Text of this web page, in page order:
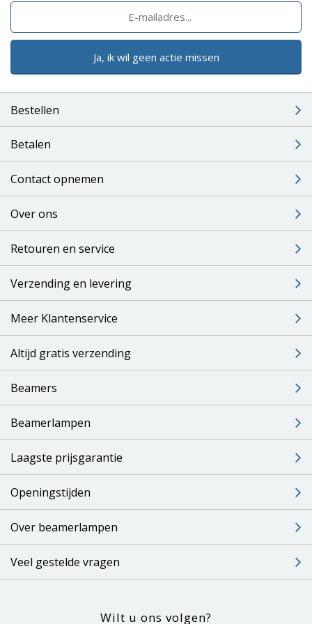
Ja, ik wil geen actie missen
Bestellen
Betalen
Contact opnemen
Over ons
Retouren en service
Verzending en levering
Meer Klantenservice
Altijd gratis verzending
Beamers
Beamerlampen
Laagste prijsgarantie
Openingstijden
Over beamerlampen
Veel gestelde vragen
Wilt u ons volgen?